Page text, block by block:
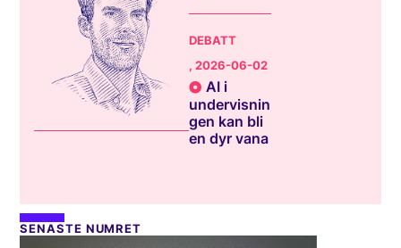
DEBATT
, 2026-06-02
AI i
undervisnin
gen kan bli
en dyr vana
SENASTE NUMRET